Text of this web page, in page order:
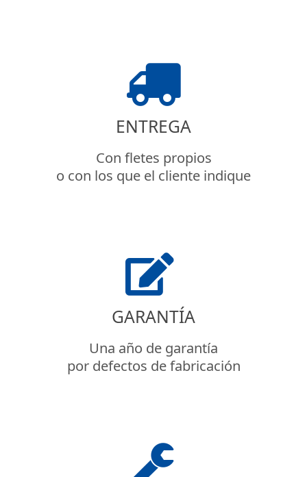
ENTREGA
Con fletes propios
o con los que el cliente indique
GARANTÍA
Una año de garantía
por defectos de fabricación